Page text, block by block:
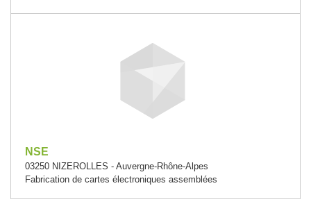
NSE
03250 NIZEROLLES - Auvergne-Rhône-Alpes
Fabrication de cartes électroniques assemblées